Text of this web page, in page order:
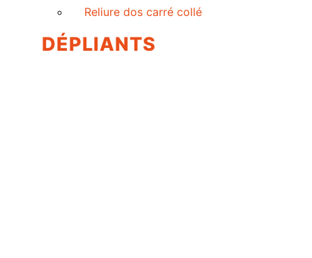
Reliure dos carré collé
DÉPLIANTS